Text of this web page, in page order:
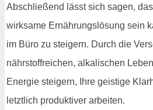
Abschließend lässt sich sagen,
wirksame Ernährungslösung sein
im Büro zu steigern. Durch die
nährstoffreichen, alkalischen
Energie steigern, Ihre geistige
letztlich produktiver arbeiten.